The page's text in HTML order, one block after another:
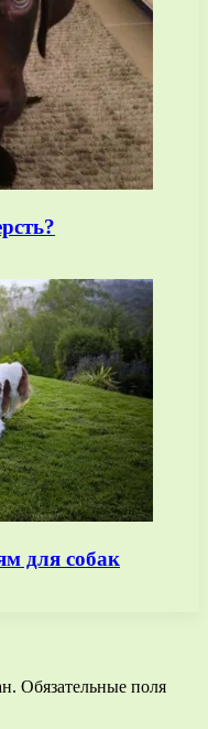
для собак
Обязательные поля